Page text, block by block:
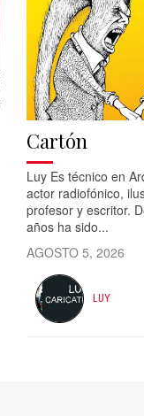
Cartón
Luy Es técnico en
actor radiofónico,
profesor y escritor.
años ha sido...
AGOSTO 5, 2026
LUY